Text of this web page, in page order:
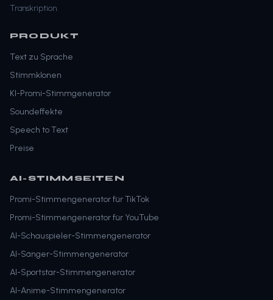
Transkription.
PRODUKT
Text zu Sprache
Stimmklonen
KI-Promi-Stimmgenerator
Soundeffekte
Speech to Text
Preise
AI-STIMMSEITEN
Promi-Stimmengenerator für TikTok
Promi-Stimmengenerator für YouTube
AI-Schauspieler-Stimmengenerator
AI-Sänger-Stimmengenerator
AI-Sportstar-Stimmengenerator
AI-Anime-Stimmengenerator